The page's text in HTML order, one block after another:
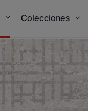
Colecciones
Bohemian Sand